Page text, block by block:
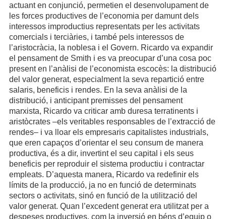
actuant en conjunció, permetien el desenvolupament de
les forces productives de l’economia per damunt dels
interessos improductius representats per les activitats
comercials i terciàries, i també pels interessos de
l’aristocràcia, la noblesa i el Govern. Ricardo va expandir
el pensament de Smith i es va preocupar d’una cosa poc
present en l’anàlisi de l’economista escocès: la distribució
del valor generat, especialment la seva repartició entre
salaris, beneficis i rendes. En la seva anàlisi de la
distribució, i anticipant premisses del pensament
marxista, Ricardo va criticar amb duresa terratinents i
aristòcrates –els veritables responsables de l’extracció de
rendes– i va lloar els empresaris capitalistes industrials,
que eren capaços d’orientar el seu consum de manera
productiva, és a dir, invertint el seu capital i els seus
beneficis per reproduir el sistema productiu i contractar
empleats. D’aquesta manera, Ricardo va redefinir els
límits de la producció, ja no en funció de determinats
sectors o activitats, sinó en funció de la utilització del
valor generat. Quan l’excedent generat era utilitzat per a
despeses productives, com la inversió en béns d’equip o